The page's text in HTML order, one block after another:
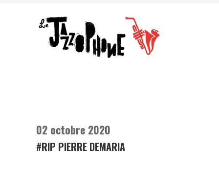
02 octobre 2020
#RIP PIERRE DEMARIA